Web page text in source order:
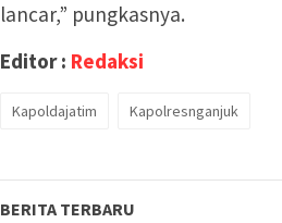
lancar,” pungkasnya.
Editor : Redaksi
Kapoldajatim Kapolresnganjuk
BERITA TERBARU